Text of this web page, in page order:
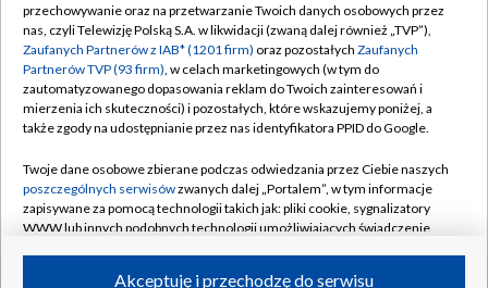
Abonament TVP
Emisja w TVP
Centrum informacji TVP
Naziemna Telewizja Cyfrowa
Rada Programowa
System NOS
Informacje o nadawcy
Regulamin TVP
Polityka prywatności
Moje zgody
Pomoc
Kontakt
Kanały
przechowywanie oraz na przetwarzanie Twoich danych osobowych przez
nas, czyli Telewizję Polską S.A. w likwidacji (zwaną dalej również „TVP”),
Zaufanych Partnerów z IAB* (1201 firm) oraz pozostałych Zaufanych
Partnerów TVP (93 firm), w celach marketingowych (w tym do
zautomatyzowanego dopasowania reklam do Twoich zainteresowań i
mierzenia ich skuteczności) i pozostałych, które wskazujemy poniżej, a
także zgody na udostępnianie przez nas identyfikatora PPID do Google.
Twoje dane osobowe zbierane podczas odwiedzania przez Ciebie naszych
poszczególnych serwisówzwanych dalej „Portalem”, w tym informacje
zapisywane za pomocą technologii takich jak: pliki cookie, sygnalizatory
WWW lub innych podobnych technologii umożliwiających świadczenie
Akceptuję i przechodzę do serwisu